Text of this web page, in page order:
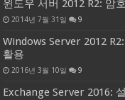
윈도우 서버 2012 R2: 암
2014년 7월 31일 9
Windows Server 2012
활용
2016년 3월 10일 9
Exchange Server 2016: